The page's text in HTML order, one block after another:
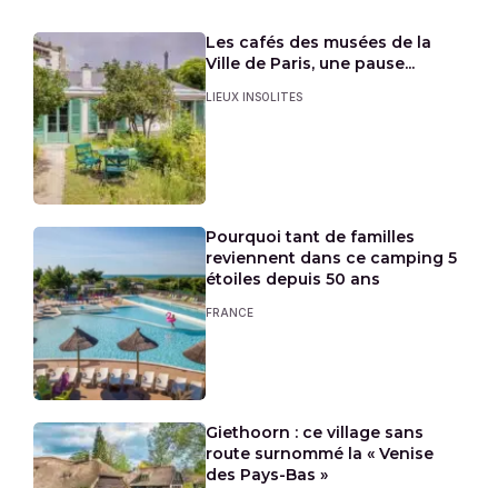
Les cafés des musées de la
Ville de Paris, une pause...
LIEUX INSOLITES
Pourquoi tant de familles
reviennent dans ce camping 5
étoiles depuis 50 ans
FRANCE
Giethoorn : ce village sans
route surnommé la « Venise
des Pays-Bas »